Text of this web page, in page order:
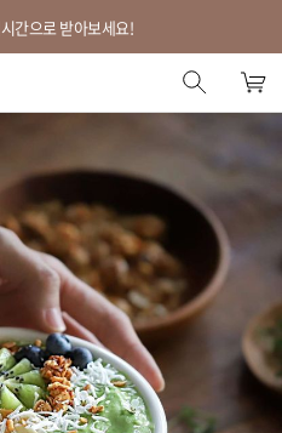
간으로 받아보세요!
터 추천
특가
트
품
전